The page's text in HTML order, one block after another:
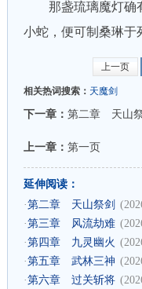
那盏琉璃魔灯确有
小蛇，便可制桑琳于
上一页
相关热词搜索： 天魔剑
下一章： 第二章 天山
上一章： 第一页
延伸阅读：
·第二章 天山祭剑
·第三章 风流劫难
·第四章 九灵幽火
·第五章 武林三神
·第六章 过关斩将